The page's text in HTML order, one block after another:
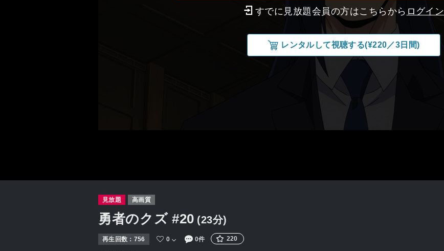
すでに見放題会員の方はこちらから ログイン
レンタルして視聴する(¥220／3日間)
見放題 高画質
勇者のクズ #20 (23分)
再生回数： 756 0 0件 220